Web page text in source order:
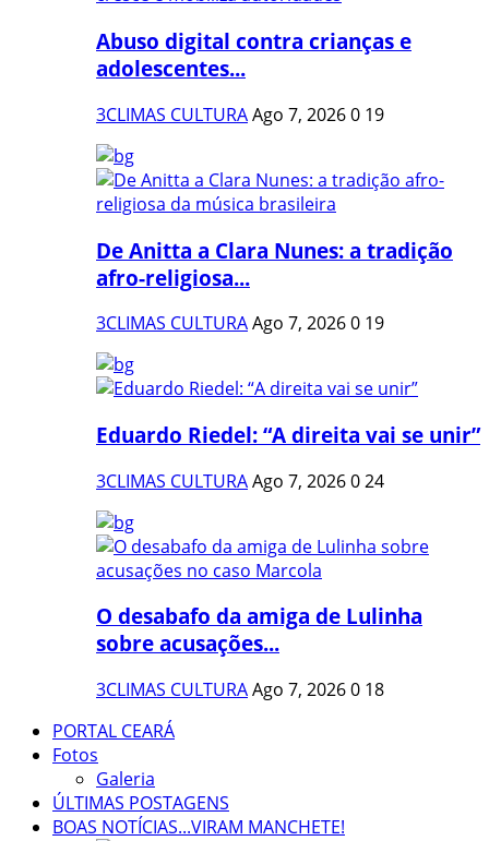
Abuso digital contra crianças e
adolescentes...
3CLIMAS CULTURAAgo 7, 20260 19
De Anitta a Clara Nunes: a tradição
afro-religiosa...
3CLIMAS CULTURAAgo 7, 20260 19
Eduardo Riedel: “A direita vai se unir”
3CLIMAS CULTURAAgo 7, 2026024
O desabafo da amiga de Lulinha
sobre acusações...
3CLIMAS CULTURAAgo 7, 20260 18
PORTAL CEARÁ
Fotos
Galeria
ÚLTIMAS POSTAGENS
BOAS NOTÍCIAS...VIRAM MANCHETE!